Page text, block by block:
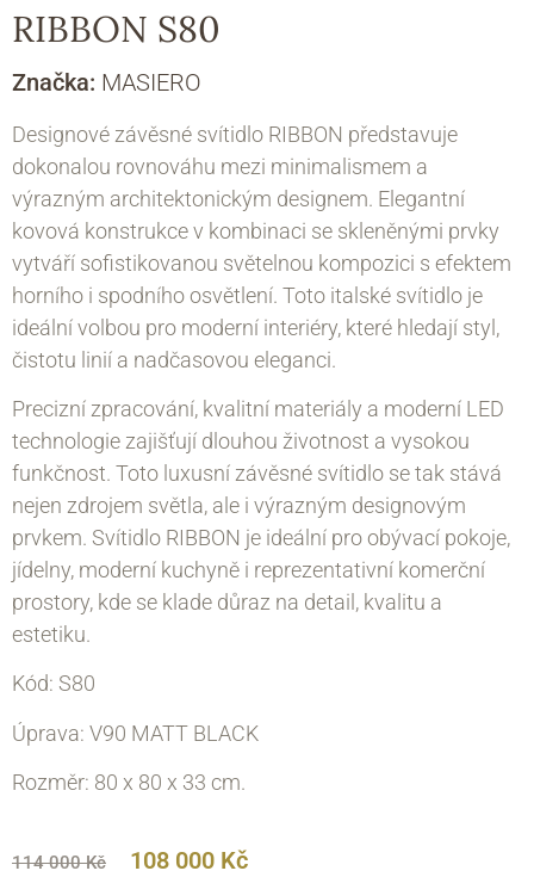
RIBBON S80
Značka: MASIERO
Designové závěsné svítidlo RIBBON představuje
dokonalou rovnováhu mezi minimalismem a
výrazným architektonickým designem. Elegantní
kovová konstrukce v kombinaci se skleněnými prvky
vytváří sofistikovanou světelnou kompozici s efektem
horního i spodního osvětlení. Toto italské svítidlo je
ideální volbou pro moderní interiéry, které hledají styl,
čistotu linií a nadčasovou eleganci.
Precizní zpracování, kvalitní materiály a moderní LED
technologie zajišťují dlouhou životnost a vysokou
funkčnost. Toto luxusní závěsné svítidlo se tak stává
nejen zdrojem světla, ale i výrazným designovým
prvkem. Svítidlo RIBBON je ideální pro obývací pokoje,
jídelny, moderní kuchyně i reprezentativní komerční
prostory, kde se klade důraz na detail, kvalitu a
estetiku.
Kód: S80
Úprava: V90 MATT BLACK
Rozměr: 80 х 80 х 33 cm.
114 000Kč 108 000 Kč